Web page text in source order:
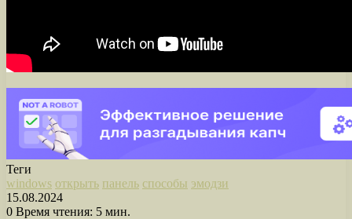
Теги
windows открыть панель способы эмодзи
15.08.2024
0 Время чтения: 5 мин.